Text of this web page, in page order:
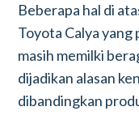
Beberapa hal di
Toyota Calya yang
masih memilki
dijadikan alasan
dibandingkan